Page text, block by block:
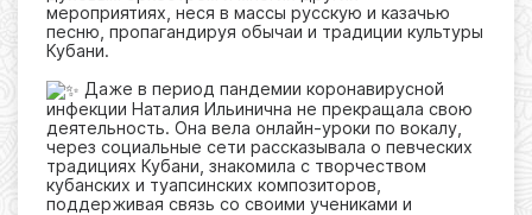
мероприятиях, неся в массы русскую и казачью
песню, пропагандируя обычаи и традиции культуры
Кубани.
Даже в период пандемии коронавирусной
инфекции Наталия Ильинична не прекращала свою
деятельность. Она вела онлайн-уроки по вокалу,
через социальные сети рассказывала о певческих
традициях Кубани, знакомила с творчеством
кубанских и туапсинских композиторов,
поддерживая связь со своими учениками и